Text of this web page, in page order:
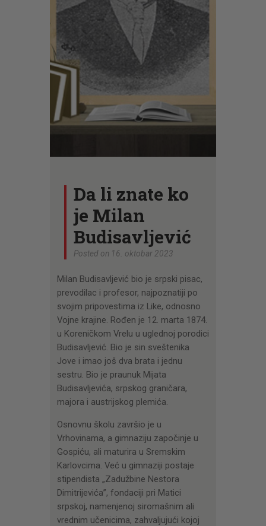
CENOVNIK
PISMO
Da li znate ko
je Milan
Budisavljević
Posted on 16. oktobar 2023
Milan Budisavljević bio je srpski pisac,
prevodilac i profesor, najpoznatiji po
svojim pripovestima iz Like, odnosno
Vojne krajine. Rođen je 12. marta 1874.
u Koreničkom Vrelu u uglednoj porodici
Budisavljević. Bio je sin sveštenika
Jove i imao još dva brata i jednu
sestru. Bio je praunuk Mijata
Budisavljevića, srpskog graničara,
majora i austrijskog plemića.
Osnovnu školu završio je u
Vrhovinama, a gimnaziju započinje u
Gospiću, ali maturira u Sremskim
Karlovcima. Već u gimnaziji postaje
stipendista „Zadužbine Nestora
Dimitrijevića”, fondaciji pri Matici
srpskoj, namenjenoj siromašnim ali
vrednim učenicima, zahvaljujući kojoj